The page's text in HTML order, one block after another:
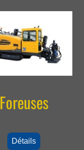
Foreuses
Détails